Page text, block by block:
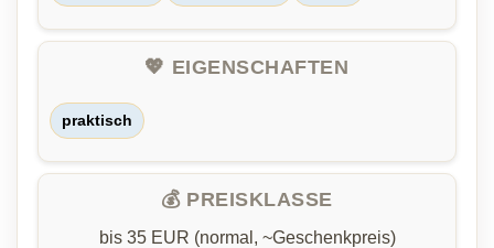
💖 EIGENSCHAFTEN
praktisch
💰 PREISKLASSE
bis 35 EUR (normal, ~Geschenkpreis)